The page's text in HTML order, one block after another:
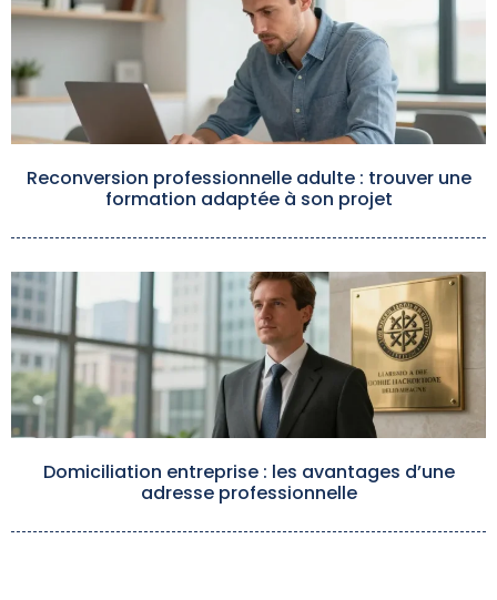
Reconversion professionnelle adulte : trouver une
formation adaptée à son projet
Domiciliation entreprise : les avantages d’une
adresse professionnelle